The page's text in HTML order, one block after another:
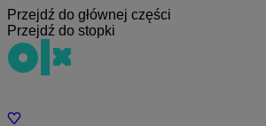
Przejdź do głównej części
Przejdź do stopki